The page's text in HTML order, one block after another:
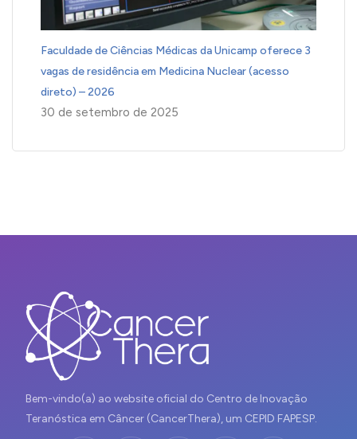
Faculdade de Ciências Médicas da Unicamp oferece 3
vagas de residência em Medicina Nuclear (acesso
direto) – 2026
30 de setembro de 2025
Bem-vindo(a) ao website oficial do Centro de Inovação
Teranóstica em Câncer (CancerThera), um CEPID FAPESP.